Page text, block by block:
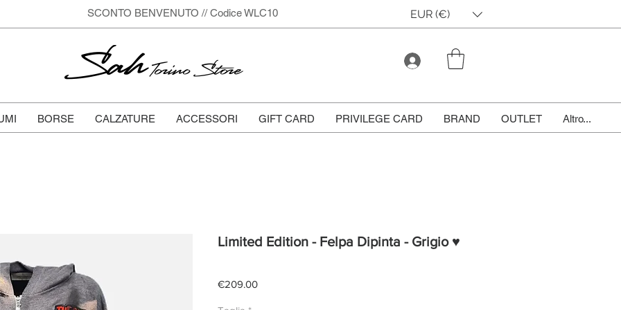
SCONTO BENVENUTO // Codice WLC10 EUR (€)
SahTorino Store
BORSE CALZATURE ACCESSORI GIFT CARD PRIVILEGE CARD BRAND OUTLET Altro...
Limited Edition - Felpa Dipinta - Grigio ♥
€209.00Price